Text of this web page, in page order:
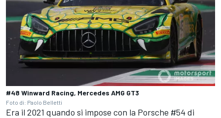
#48 Winward Racing, Mercedes AMG GT3
Foto di: Paolo Belletti
Era il 2021 quando si impose con la Porsche #54 di